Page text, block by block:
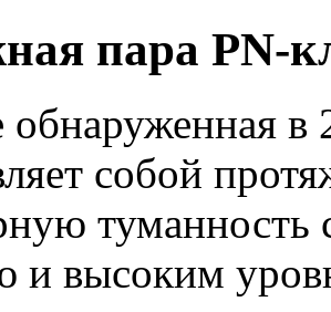
пара PN-
в
собой
туманность
и высоким